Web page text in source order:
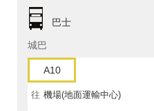
巴士
城巴
A10
往 機場(地面運輸中心)